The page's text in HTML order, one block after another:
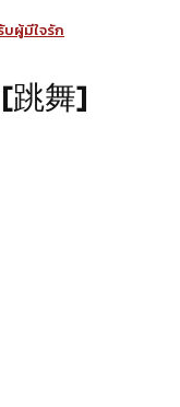
ผู้มีใจรัก
跳舞]